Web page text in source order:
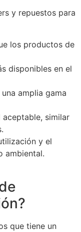
y repuestos para
los productos de
disponibles en el
amplia gama
aceptable, similar
y el
ambiental.
que tiene un